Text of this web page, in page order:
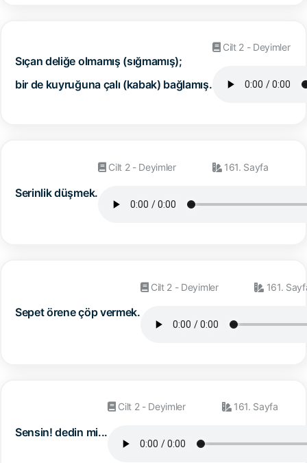
Sıçan deliğe olmamış (sığmamış);
bir de kuyruğuna çalı (kabak) bağlamış.
Cilt 2 - Deyimler
Serinlik düşmek.
Cilt 2 - Deyimler 161. Sayfa
Sepet örene çöp vermek.
Cilt 2 - Deyimler 161.
Sensin! dedin mi...
Cilt 2 - Deyimler 161. Sayfa